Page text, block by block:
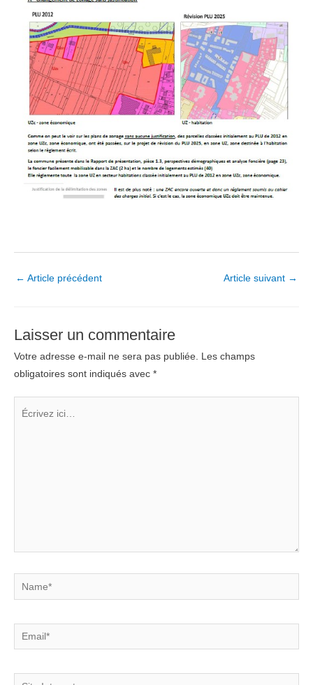
Navigation
← Article précédent Article suivant →
Laisser un commentaire
Votre adresse e-mail ne sera pas publiée.
Les champs
obligatoires sont indiqués avec *
Name*
Email*
Site